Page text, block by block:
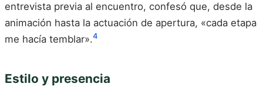
entrevista previa al encuentro, confesó que, desde la
animación hasta la actuación de apertura, «cada etapa
me hacía temblar».4
Estilo y presencia